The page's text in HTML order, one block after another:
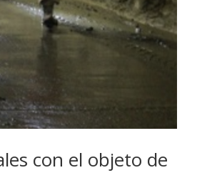
con el objeto de